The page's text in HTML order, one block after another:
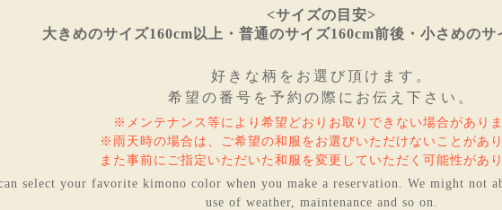
<サイズの目安>
大きめのサイズ160cm以上・普通のサイズ160cm前後・小さめのサ
好きな柄をお選び頂けます。
希望の番号を予約の際にお伝え下さい。
※メンテナンス等により希望どおりお取りできない場合がありま
※雨天時の場合は、ご希望の和服をお選びいただけないことがあり
また事前にご指定いただいた和服を変更していただく可能性があり
select your favorite kimono color when you make a reservation. We might not
use of weather, maintenance and so on.